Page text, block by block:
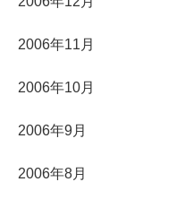
2006年11月
2006年10月
2006年9月
2006年8月